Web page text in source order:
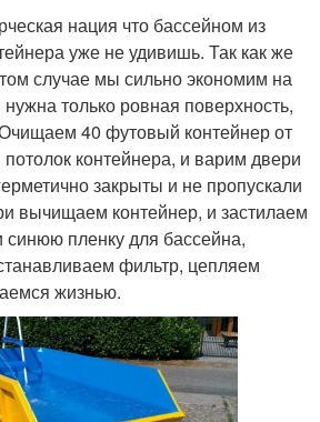
нация что бассейном из
уже не удивишь. Так как же
случае мы сильно экономим на
только ровная поверхность,
40 футовый контейнер от
контейнера, и варим двери
закрыты и не пропускали
вычищаем контейнер, и застилаем
синюю пленку для бассейна,
фильтр, цепляем
жизнью.